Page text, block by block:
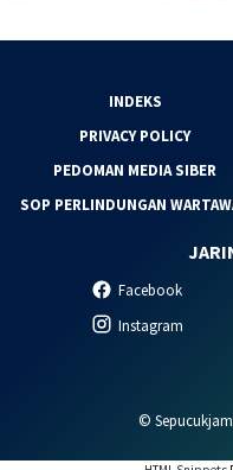
INDEKS
PRIVACY POLICY
PEDOMAN MEDIA SIBER
SOP PERLINDUNGAN
Facebook
Instagram
©